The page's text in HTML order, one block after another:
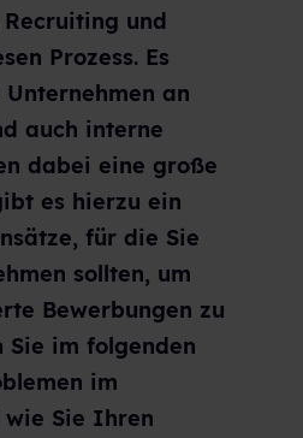
und
Prozess. Es
an
auch interne
dabei eine große
es hierzu ein
für die Sie
sollten, um
Bewerbungen zu
Sie im folgenden
im
Sie Ihren